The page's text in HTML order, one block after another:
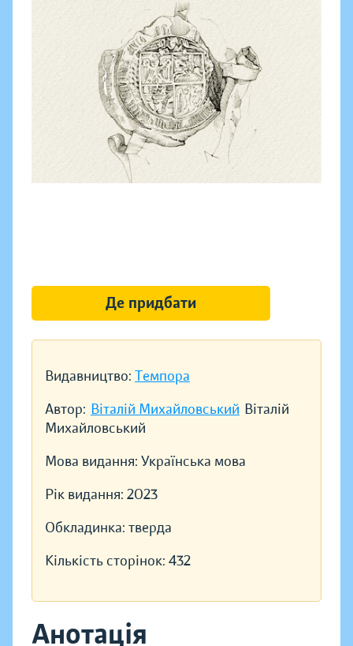
Видавництво: Темпора
Автор: Віталій Михайловський Віталій
Михайловський
Мова видання: Українська мова
Рік видання: 2023
Обкладинка: тверда
Кількість сторінок: 432
Анотація
Де придбати